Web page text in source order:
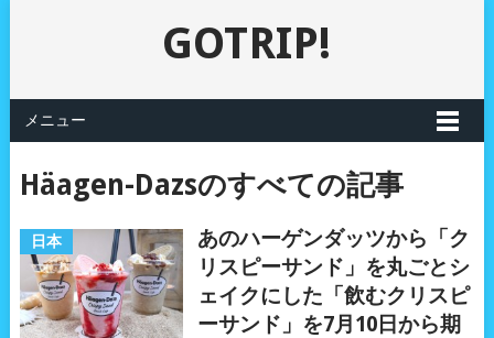
GOTRIP!
メニュー
Häagen-Dazsのすべての記事
日本
あのハーゲンダッツから「ク
リスピーサンド」を丸ごとシ
ェイクにした「飲むクリスピ
ーサンド」を7月10日から期